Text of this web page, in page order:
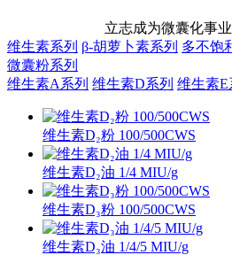
立志成为微囊化事
维生素系列 β-胡萝卜素系列 多不饱
微囊粉系列
维生素A系列 维生素D系列 维生素E
维生素D₂粉 100/500CWS
维生素D₂油 1/4 MIU/g
维生素D₃粉 100/500CWS
维生素D₃油 1/4/5 MIU/g